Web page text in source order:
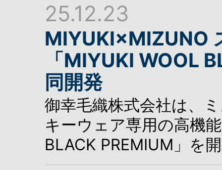
25.12.23
MIYUKI×MIZUNO
「MIYUKI WOOL
同開発
御幸毛織株式会社は、
キーウェア専用の高機
BLACK PREMIUM」を